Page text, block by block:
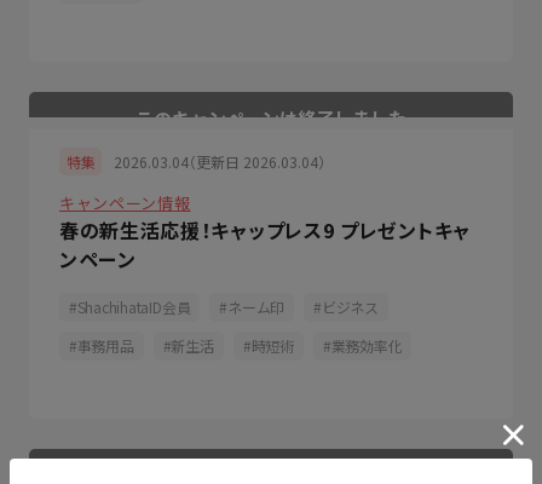
特集 2026.03.04（更新日 2026.03.04）
キャンペーン情報
春の新生活応援！キャップレス9 プレゼントキャ
ンペーン
ShachihataID会員 ネーム印
ビジネス
事務用品
新生活 時短術 業務効率化